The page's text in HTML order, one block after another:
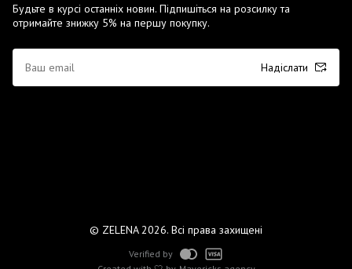
Будьте в курсі останніх новин. Підпишіться на розсилку та
отримайте знижку 5% на першу покупку.
Надіслати
© ZELENA 2026. Всі права захищені
Verified by